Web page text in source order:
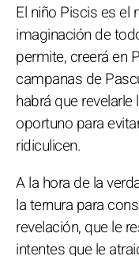
El niño Piscis es el
imaginación de
permite, creerá en
campanas de
habrá que
oportuno para
ridiculicen.
A la hora de la
la ternura para
revelación, que le
intentes que le